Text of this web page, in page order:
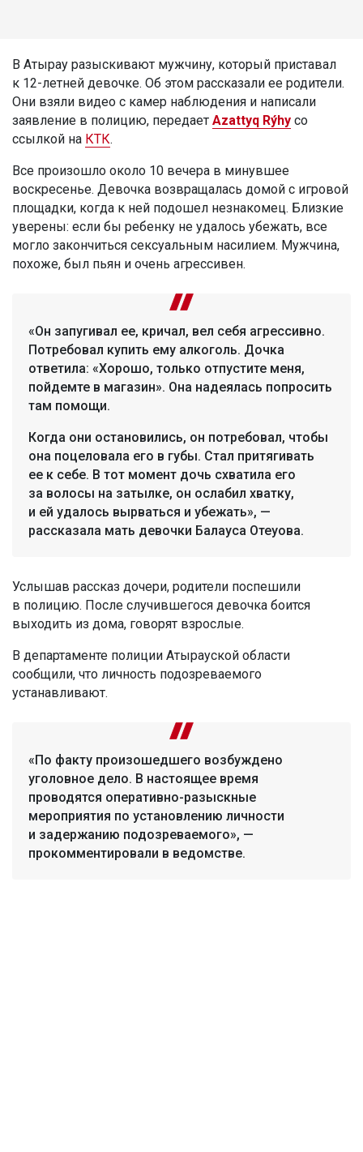
В Атырау разыскивают мужчину, который приставал
к 12-летней девочке. Об этом рассказали ее родители.
Они взяли видео с камер наблюдения и написали
заявление в полицию, передает Azattyq Rýhy со
ссылкой на КТК.
Все произошло около 10 вечера в минувшее
воскресенье. Девочка возвращалась домой с игровой
площадки, когда к ней подошел незнакомец. Близкие
уверены: если бы ребенку не удалось убежать, все
могло закончиться сексуальным насилием. Мужчина,
похоже, был пьян и очень агрессивен.
«Он запугивал ее, кричал, вел себя агрессивно.
Потребовал купить ему алкоголь. Дочка
ответила: «Хорошо, только отпустите меня,
пойдемте в магазин». Она надеялась попросить
там помощи.
Когда они остановились, он потребовал, чтобы
она поцеловала его в губы. Стал притягивать
ее к себе. В тот момент дочь схватила его
за волосы на затылке, он ослабил хватку,
и ей удалось вырваться и убежать», —
рассказала мать девочки Балауса Отеуова.
Услышав рассказ дочери, родители поспешили
в полицию. После случившегося девочка боится
выходить из дома, говорят взрослые.
В департаменте полиции Атырауской области
сообщили, что личность подозреваемого
устанавливают.
«По факту произошедшего возбуждено
уголовное дело. В настоящее время
проводятся оперативно-разыскные
мероприятия по установлению личности
и задержанию подозреваемого», —
прокомментировали в ведомстве.